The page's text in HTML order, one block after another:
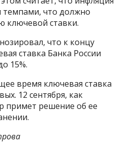
темпами, что должно
ключевой ставки.
что к концу
ставка Банка России
15%.
время ключевая ставка
12 сентября, как
примет решение об ее